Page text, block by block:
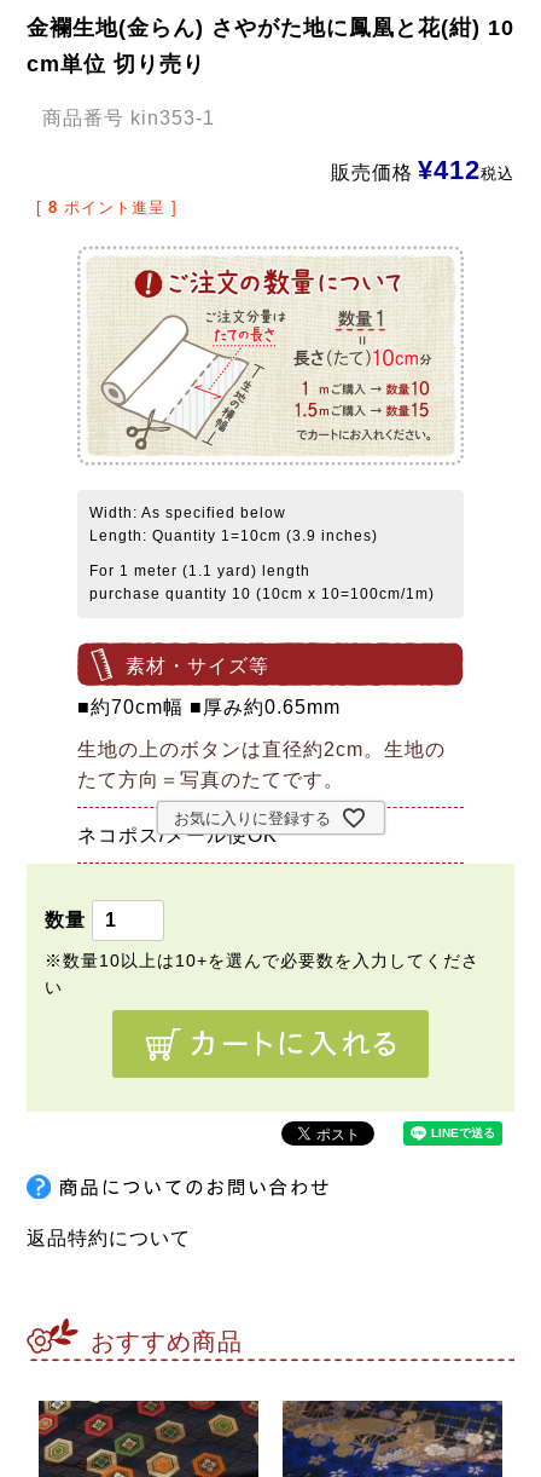
金襴生地(金らん) さやがた地に鳳凰と花(紺) 10
cm単位 切り売り
商品番号 kin353-1
販売価格 ¥412税込
[ 8 ポイント進呈 ]
Width: As specified below
Length: Quantity 1=10cm (3.9 inches)
For 1 meter (1.1 yard) length
purchase quantity 10 (10cm x 10=100cm/1m)
素材・サイズ等
■約70cm幅 ■厚み約0.65mm
生地の上のボタンは直径約2cm。生地の
たて方向＝写真のたてです。
ネコポス/メール便OK
お気に入りに登録する
返品特約について
おすすめ商品